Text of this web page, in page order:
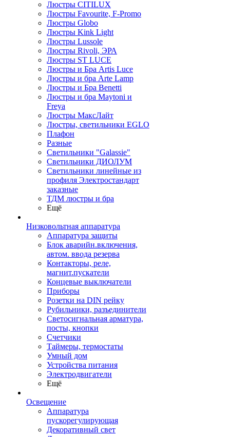
Люстры CITILUX
Люстры Favourite, F-Promo
Люстры Globo
Люстры Kink Light
Люстры Lussole
Люстры Rivoli, ЭРА
Люстры ST LUCE
Люстры и Бра Artis Luce
Люстры и бра Arte Lamp
Люстры и Бра Benetti
Люстры и бра Maytoni и
Freya
Люстры МаксЛайт
Люстры, светильники EGLO
Плафон
Разные
Светильники "Galassie"
Светильники ДИОЛУМ
Светильники линейные из
профиля Электростандарт
заказные
ТДМ люстры и бра
Ещё
Низковольтная аппаратура
Аппаратура защиты
Блок аварийн.включения,
автом. ввода резерва
Контакторы, реле,
магнит.пускатели
Концевые выключатели
Приборы
Розетки на DIN рейку
Рубильники, разъединители
Светосигнальная арматура,
посты, кнопки
Счетчики
Таймеры, термостаты
Умный дом
Устройства питания
Электродвигатели
Ещё
Освещение
Аппаратура
пускорегулирующая
Декоративный свет